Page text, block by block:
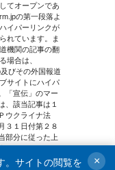
てオープンであ
の第一段落よ
イパーリンクが
れています。ま
機関の記事の翻
場合は、
びその外国報道
サイトにハイパ
「宣伝」のマー
、該当記事は１
ウクライナ法
３１日付第２８
部分に従った上
。
。サイトの閲覧を ×